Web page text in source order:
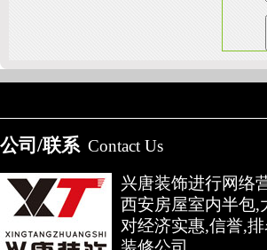
公司/联系 Contact Us
兴唐装饰进行网络
西安房屋室内半包,
对经济实惠,信誉,